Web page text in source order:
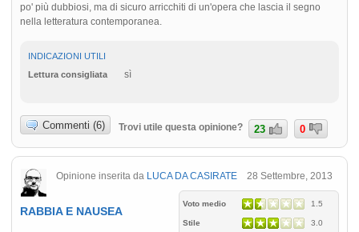
po' più dubbiosi, ma di sicuro arricchiti di un'opera che lascia il segno
nella letteratura contemporanea.
INDICAZIONI UTILI
Lettura consigliata
sì
Commenti (6) Trovi utile questa opinione? 23 0
Opinione inserita da LUCA DA CASIRATE 28 Settembre, 2013
Voto medio 1.5
Stile 3.0
RABBIA E NAUSEA